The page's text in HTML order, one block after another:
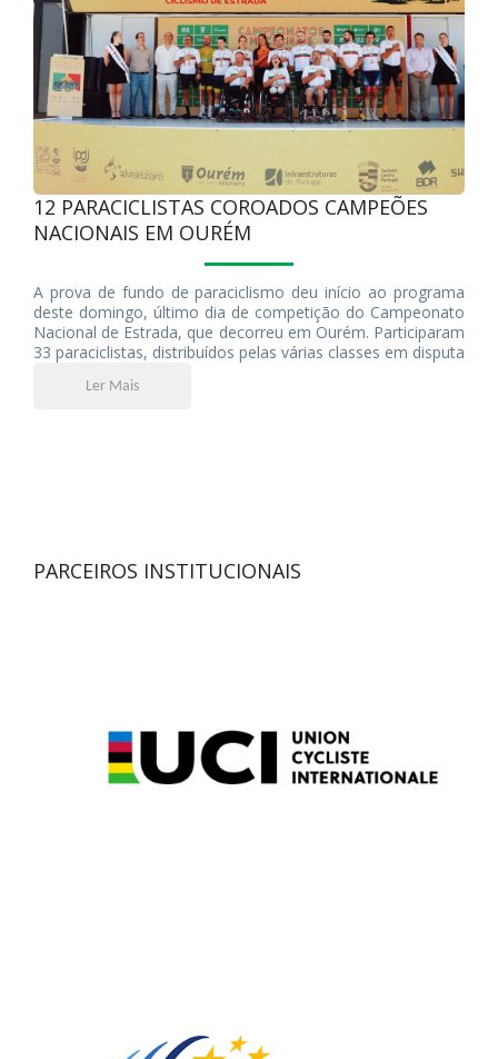
12 PARACICLISTAS COROADOS CAMPEÕES
NACIONAIS EM OURÉM
A prova de fundo de paraciclismo deu início ao programa
deste domingo, último dia de competição do Campeonato
Nacional de Estrada, que decorreu em Ourém. Participaram
33 paraciclistas, distribuídos pelas várias classes em disputa
Ler Mais
PARCEIROS INSTITUCIONAIS